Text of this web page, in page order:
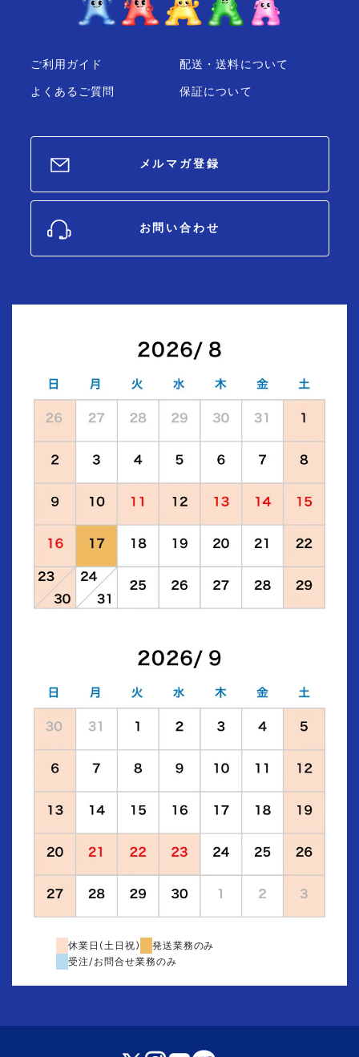
ご利用ガイド
よくあるご質問
配送・送料について
保証について
メルマガ登録
お問い合わせ
休業日(土日祝)
発送業務のみ
受注/お問合せ業務のみ